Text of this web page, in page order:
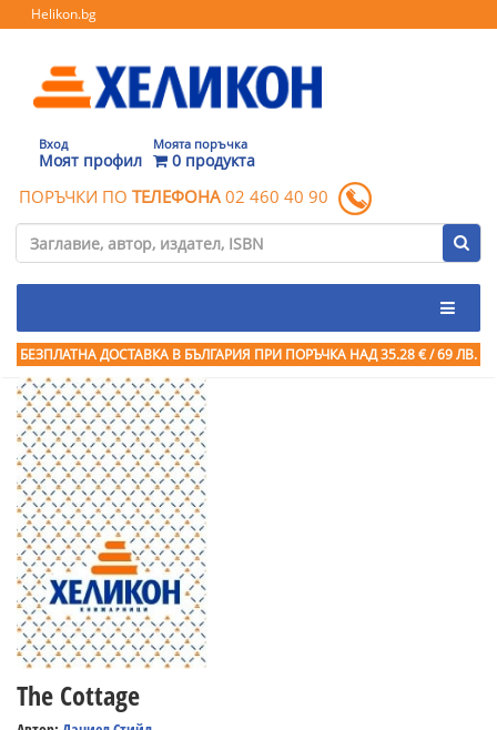
Helikon.bg
Вход
Моят профил
Моята поръчка
0 продукта
ПОРЪЧКИ ПО ТЕЛЕФОНА 02 460 40 90
БЕЗПЛАТНА ДОСТАВКА В БЪЛГАРИЯ ПРИ ПОРЪЧКА НАД 35.28 € / 69 ЛВ.
The Cottage